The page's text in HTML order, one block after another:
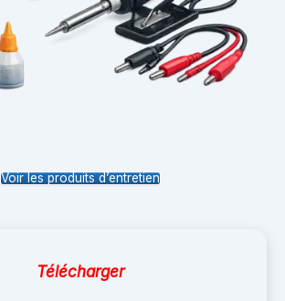
Voir les produits d’entretien
Télécharger